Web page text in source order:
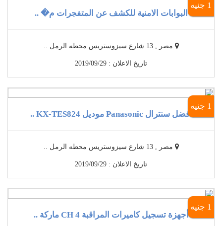
1 جنيه
البوابات الامنية للكشف عن المتفجرات م� ..
مصر , 13 شارع سيزوستريس محطه الرمل ..
تاريخ الاعلان : 2019/09/29
1 جنيه
أفضل سنترال Panasonic موديل KX-TES824 ..
مصر , 13 شارع سيزوستريس محطه الرمل ..
تاريخ الاعلان : 2019/09/29
1 جنيه
أجهزة تسجيل كاميرات المراقبة 4 CH ماركة ..